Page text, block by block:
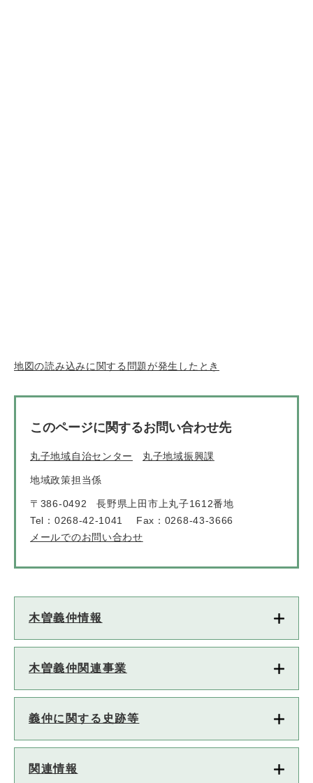
地図の読み込みに関する問題が発生したとき
このページに関するお問い合わせ先
丸子地域自治センター 丸子地域振興課
地域政策担当係
〒386-0492
長野県上田市上丸子1612番地
Tel：0268-42-1041
Fax：0268-43-3666
メールでのお問い合わせ
木曽義仲情報
木曽義仲関連事業
義仲に関する史跡等
関連情報